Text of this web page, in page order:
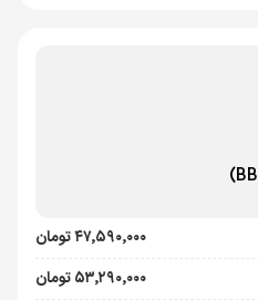
۴۷٬۵۹۰٬۰۰۰ تومان
۵۳٬۲۹۰٬۰۰۰ تومان